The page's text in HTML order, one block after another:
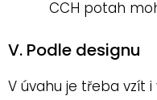
CCH potah
V. Podle designu
V úvahu je třeba vzít